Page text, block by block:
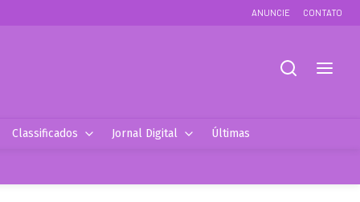
ANUNCIE CONTATO
Classificados Jornal Digital Últimas